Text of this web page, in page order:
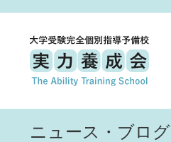
ニュース・ブログ